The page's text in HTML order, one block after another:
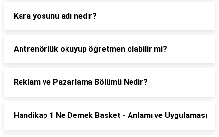
Kara yosunu adı nedir?
Antrenörlük okuyup öğretmen olabilir mi?
Reklam ve Pazarlama Bölümü Nedir?
Handikap 1 Ne Demek Basket - Anlamı ve Uygulaması